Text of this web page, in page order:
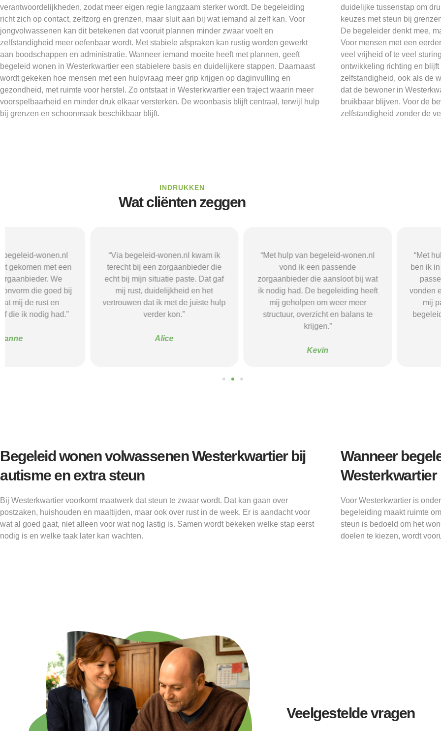
verantwoordelijkheden, zodat meer eigen regie langzaam sterker wordt. De begeleiding
richt zich op contact, zelfzorg en grenzen, maar sluit aan bij wat iemand al zelf kan. Voor
jongvolwassenen kan dit betekenen dat vooruit plannen minder zwaar voelt en
zelfstandigheid meer oefenbaar wordt. Met stabiele afspraken kan rustig worden gewerkt
aan boodschappen en administratie. Wanneer iemand moeite heeft met plannen, geeft
begeleid wonen in Westerkwartier een stabielere basis en duidelijkere stappen. Daarnaast
wordt gekeken hoe mensen met een hulpvraag meer grip krijgen op daginvulling en
gezondheid, met ruimte voor herstel. Zo ontstaat in Westerkwartier een traject waarin meer
voorspelbaarheid en minder druk elkaar versterken. De woonbasis blijft centraal, terwijl hulp
bij grenzen en schoonmaak beschikbaar blijft.
duidelijke tussenstap om
keuzes met steun bij
De begeleider denkt mee,
Voor mensen met een
veel vrijheid of te veel
ontwikkeling richting en
zelfstandigheid, ook als de
dat de bewoner in
bruikbaar blijven. Voor de
zelfstandigheid zonder de
INDRUKKEN
Wat cliënten zeggen
“Via begeleid-wonen.nl kwam ik
terecht bij een zorgaanbieder die
echt bij mijn situatie paste. Dat gaf
mij rust, duidelijkheid en het
vertrouwen dat ik met de juiste hulp
verder kon.”
“Met hulp van begeleid-wonen.nl
vond ik een passende
zorgaanbieder die aansloot bij wat
ik nodig had. De begeleiding heeft
mij geholpen om weer meer
structuur, overzicht en balans te
“Met hulp van begeleid-
ben ik in contact gekomen met
passende zorgaanbieder. We
vonden een woonvorm die goed
mij paste, wat mij de rust en
begeleiding gaf die ik nodig
Begeleid wonen volwassenen Westerkwartier bij
autisme en extra steun
Bij Westerkwartier voorkomt maatwerk dat steun te zwaar wordt. Dat kan gaan over
postzaken, huishouden en maaltijden, maar ook over rust in de week. Er is aandacht voor
wat al goed gaat, niet alleen voor wat nog lastig is. Samen wordt bekeken welke stap eerst
nodig is en welke taak later kan wachten.
Wanneer
Westerkwartier
Voor Westerkwartier is
begeleiding maakt ruimte
steun is bedoeld om het
doelen te kiezen, wordt
Veelgestelde vragen